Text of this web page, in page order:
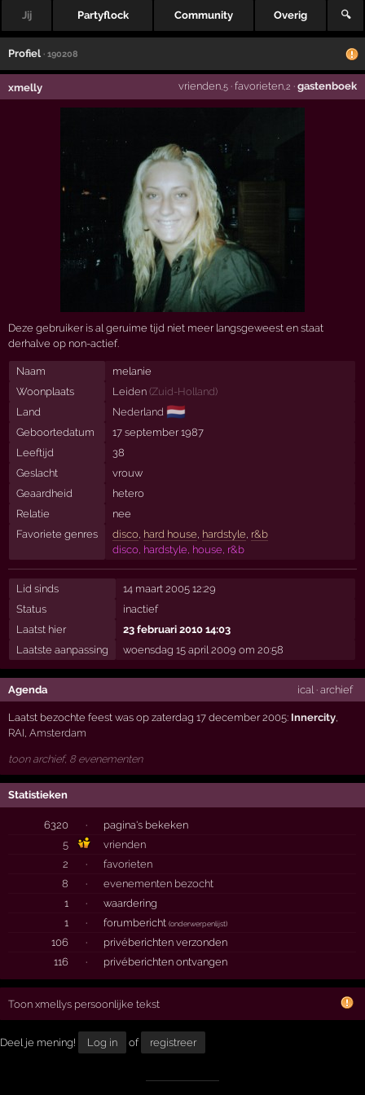
Jij Partyflock Community Overig 🔍
Profiel · 190208
xmelly vrienden,5· favorieten,2 · gastenboek
Deze gebruiker is al geruime tijd niet meer langsgeweest en staat
derhalve op non-actief.
Naam
melanie
Woonplaats
Leiden (Zuid-Holland)
Land
Nederland 🇳🇱
Geboortedatum
17 september 1987
Leeftijd
38
Geslacht
vrouw
Geaardheid
hetero
Relatie
nee
Favoriete genres
disco, hard house hardstyle r&b
disco, hardstyle, house, r&b
Lid sinds
14 maart 2005 12:29
Status
inactief
Laatst hier
23 februari 2010 14:03
Laatste aanpassing
woensdag 15 april 2009 om 20:58
Agenda ical · archief
Laatst bezochte feest was op zaterdag 17 december 2005: Innercity,
RAI,Amsterdam
toon archief, 8 evenementen
Statistieken
6320 ·
pagina's bekeken
5
vrienden
2
·
favorieten
8
·
evenementen bezocht
1
·
waardering
1
· forumbericht(onderwerpenlijst)
106 ·
privéberichten verzonden
116
· privéberichten ontvangen
Toon xmellys persoonlijke tekst
Deel je mening! Log in of registreer